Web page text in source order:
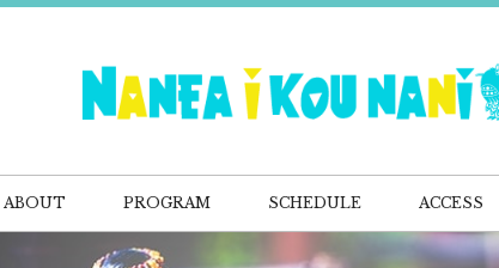
ABOUT PROGRAM SCHEDULE ACCESS